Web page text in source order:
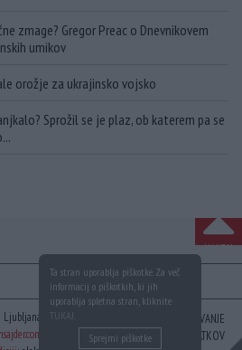
zmage? Gregor Preac o Dnevnikovem
umikov
orožje za ukrajinsko vojsko
Sprožil se je plaz, ob katerem pa se
NA VRH
Slovenija | E-mail:
VAROVANJE
PODATKOV
Ta stran uporablja piškotke. Za več
informacij o piškotkih, ki jih
uporablja spletna stran, kliknite
TUKAJ
Sprejmi piškotke